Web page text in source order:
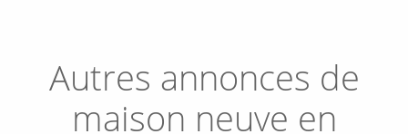
Autres annonces de
maison neuve en